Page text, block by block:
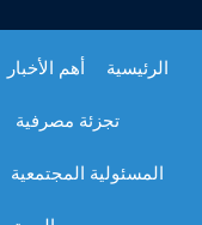
الرئيسية أهم الأخبار
تجزئة مصرفية
المسئولية المجتمعية